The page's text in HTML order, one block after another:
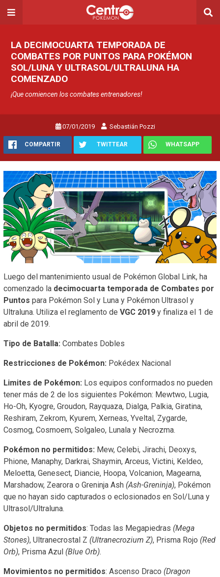
LA DECIMOCUARTA TEMPORADA DE
COMBATES POR PUNTOS PARA POKÉMON
SOL/LUNA Y ULTRASOL/ULTRALUNA HA
COMENZADO
¡Que comiencen los combates entrenadores!
07/01/2019 Sebastián Pozzi
COMPARTIR TWITTEAR WHATSAPP
Luego del mantenimiento usual de Pokémon Global Link, ha
comenzado la decimocuarta temporada de Combates por
Puntos para Pokémon Sol y Luna y Pokémon Ultrasol y
Ultraluna. Utiliza el reglamento de VGC 2019 y finaliza el 1 de
abril de 2019.
Tipo de Batalla: Combates Dobles
Restricciones de Pokémon: Pokédex Nacional
Limites de Pokémon: Los equipos conformados no pueden
tener más de 2 de los siguientes Pokémon: Mewtwo, Lugia,
Ho-Oh, Kyogre, Groudon, Rayquaza, Dialga, Palkia, Giratina,
Reshiram, Zekrom, Kyurem, Xerneas, Yveltal, Zygarde,
Cosmog, Cosmoem, Solgaleo, Lunala y Necrozma.
Pokémon no permitidos: Mew, Celebi, Jirachi, Deoxys,
Phione, Manaphy, Darkrai, Shaymin, Arceus, Victini, Keldeo,
Meloetta, Genesect, Diancie, Hoopa, Volcanion, Magearna,
Marshadow, Zearora o Greninja Ash (Ash-Greninja), Pokémon
que no hayan sido capturados o eclosionados en Sol/Luna y
Ultrasol/Ultraluna.
Objetos no permitidos: Todas las Megapiedras (Mega
Stones), Ultranecrostal Z (Ultranecrozium Z), Prisma Rojo (Red
Orb), Prisma Azul (Blue Orb).
Movimientos no permitidos: Ascenso Draco (Dragon